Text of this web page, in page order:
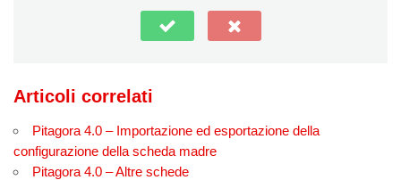
Articoli correlati
Pitagora 4.0 – Importazione ed esportazione della
configurazione della scheda madre
Pitagora 4.0 – Altre schede